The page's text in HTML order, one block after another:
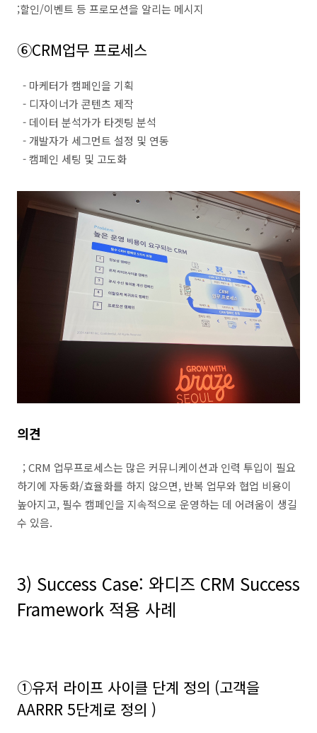
;할인/이벤트 등 프로모션을 알리는 메시지
⑥CRM업무 프로세스
- 마케터가 캠페인을 기획
- 디자이너가 콘텐츠 제작
- 데이터 분석가가 타겟팅 분석
- 개발자가 세그먼트 설정 및 연동
-캠페인 세팅 및 고도화
의견
; CRM 업무프로세스는 많은 커뮤니케이션과 인력 투입이 필요
하기에 자동화/효율화를 하지 않으면, 반복 업무와 협업 비용이
높아지고, 필수 캠페인을 지속적으로 운영하는 데 어려움이 생길
수 있음.
3) Success Case: 와디즈 CRM Success
Framework 적용 사례
①유저 라이프 사이클 단계 정의 (고객을
AARRR 5단계로 정의 )